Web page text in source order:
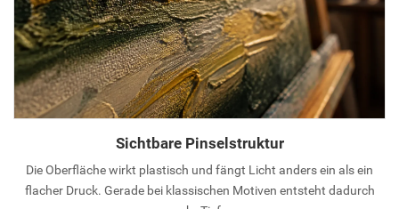
Sichtbare Pinselstruktur
Die Oberfläche wirkt plastisch und fängt Licht anders ein als ein
flacher Druck. Gerade bei klassischen Motiven entsteht dadurch